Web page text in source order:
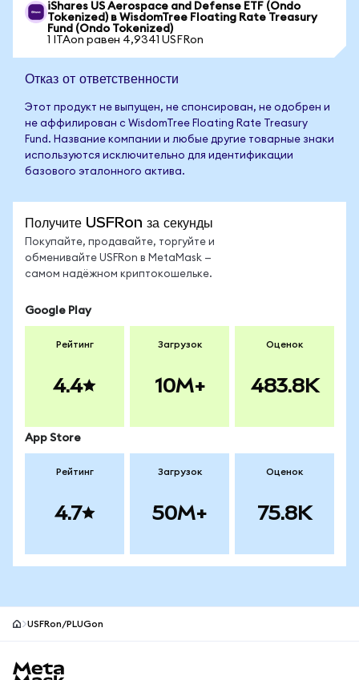
iShares US Aerospace and Defense ETF (Ondo
Tokenized) в WisdomTree Floating Rate Treasury
Fund (Ondo Tokenized)
1 ITAon равен 4,9341 USFRon
Отказ от ответственности
Этот продукт не выпущен, не спонсирован, не одобрен и
не аффилирован с WisdomTree Floating Rate Treasury
Fund. Название компании и любые другие товарные знаки
используются исключительно для идентификации
базового эталонного актива.
Получите USFRon за секунды
Покупайте, продавайте, торгуйте и
обменивайте USFRon в MetaMask —
самом надёжном криптокошельке.
Google Play
Рейтинг
4.4
Загрузок
10M+
Оценок
483.8K
App Store
Рейтинг
4.7
Загрузок
50M+
Оценок
75.8K
USFRon/PLUGon